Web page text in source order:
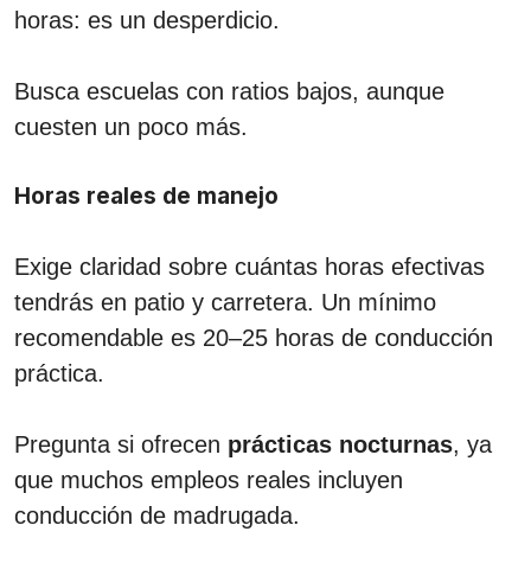
horas: es un desperdicio.
Busca escuelas con ratios bajos, aunque
cuesten un poco más.
Horas reales de manejo
Exige claridad sobre cuántas horas efectivas
tendrás en patio y carretera. Un mínimo
recomendable es 20–25 horas de conducción
práctica.
Pregunta si ofrecen prácticas nocturnas, ya
que muchos empleos reales incluyen
conducción de madrugada.